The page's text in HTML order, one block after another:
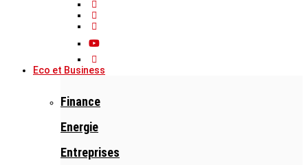
Eco et Business
Finance
Energie
Entreprises